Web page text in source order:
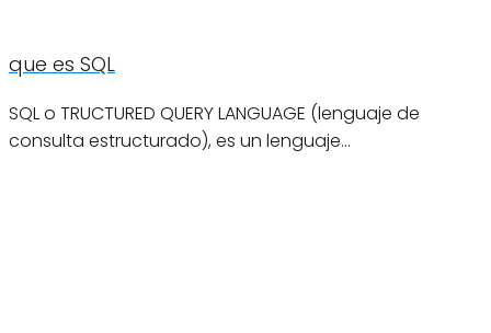
que es SQL
SQL o TRUCTURED QUERY LANGUAGE (lenguaje de
consulta estructurado), es un lenguaje…